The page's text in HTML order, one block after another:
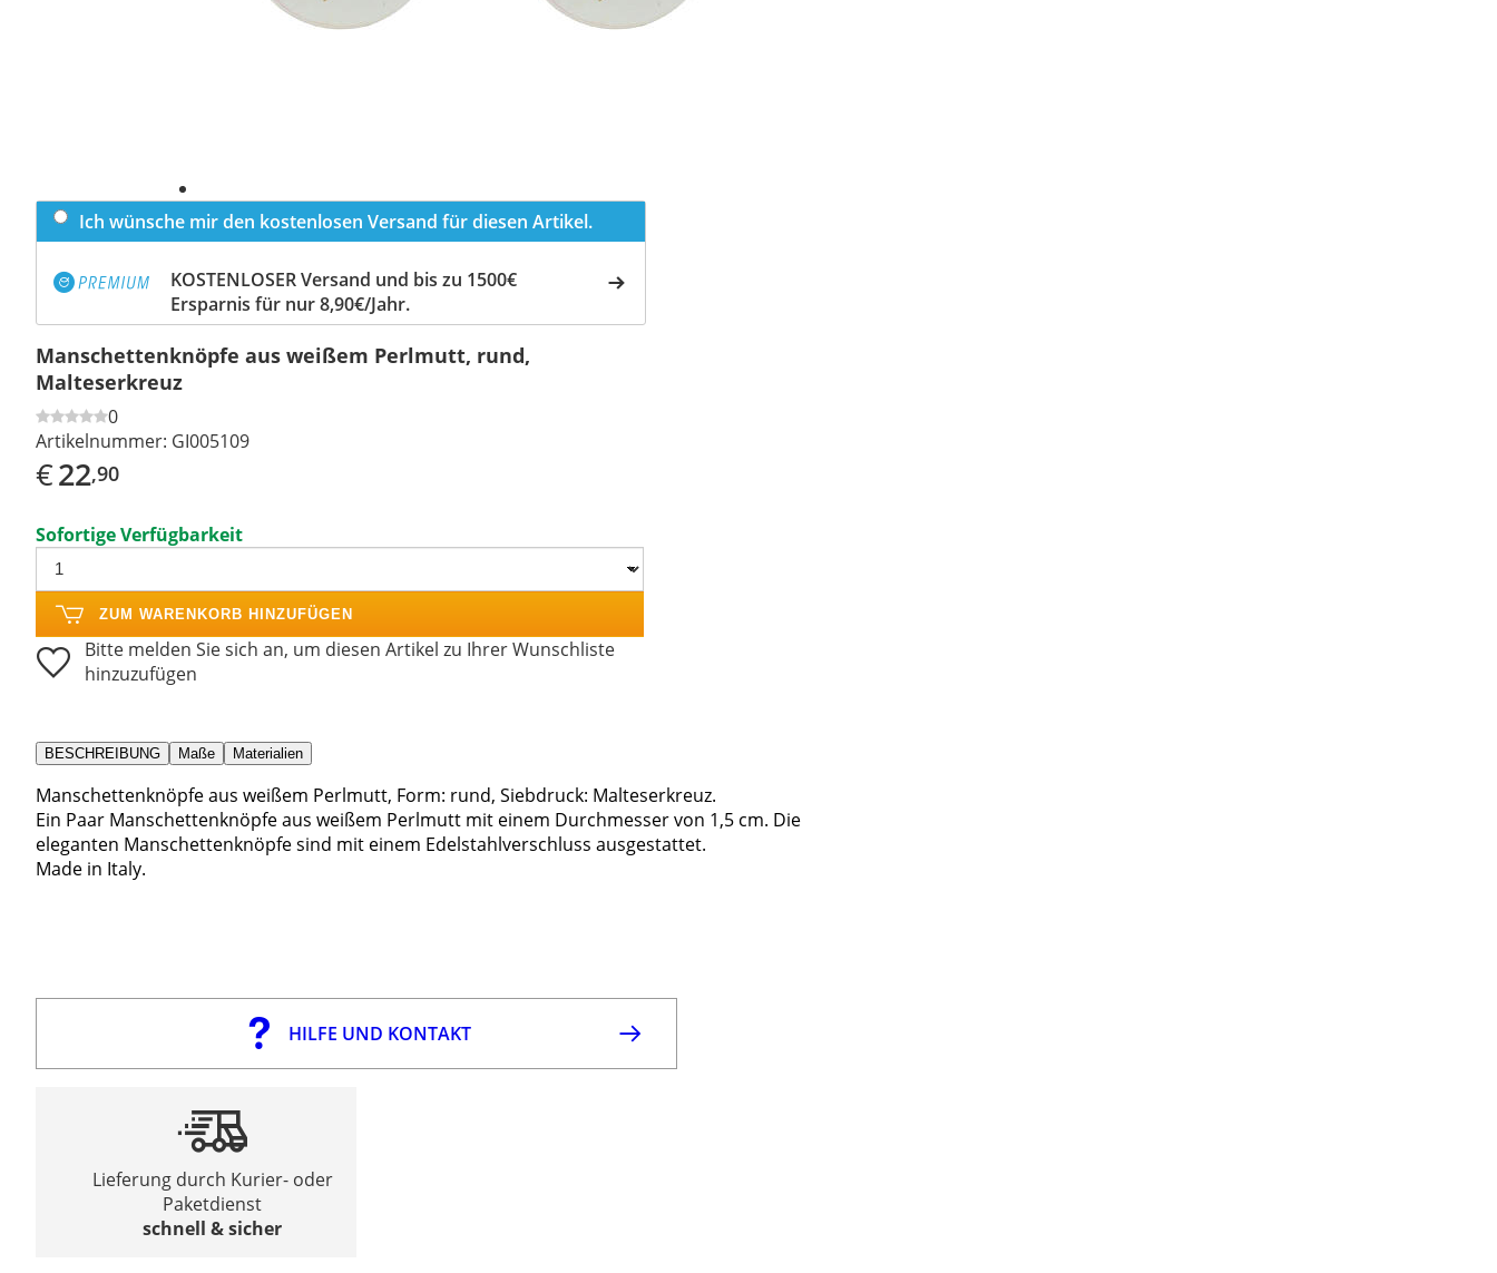
Ich wünsche mir den kostenlosen Versand für diesen Artikel.
KOSTENLOSER Versand und bis zu 1500€
Ersparnis für nur 8,90€/Jahr.
Manschettenknöpfe aus weißem Perlmutt, rund,
Malteserkreuz
0
Artikelnummer: GI005109
€22,90
Sofortige Verfügbarkeit
ZUM WARENKORB HINZUFÜGEN
Bitte melden Sie sich an, um diesen Artikel zu Ihrer Wunschliste
hinzuzufügen
BESCHREIBUNG Maße Materialien
Manschettenknöpfe aus weißem Perlmutt, Form: rund, Siebdruck: Malteserkreuz.
Ein Paar Manschettenknöpfe aus weißem Perlmutt mit einem Durchmesser von 1,5 cm. Die
eleganten Manschettenknöpfe sind mit einem Edelstahlverschluss ausgestattet.
Made in Italy.
HILFE UND KONTAKT
Lieferung durch Kurier- oder
Paketdienst
schnell & sicher